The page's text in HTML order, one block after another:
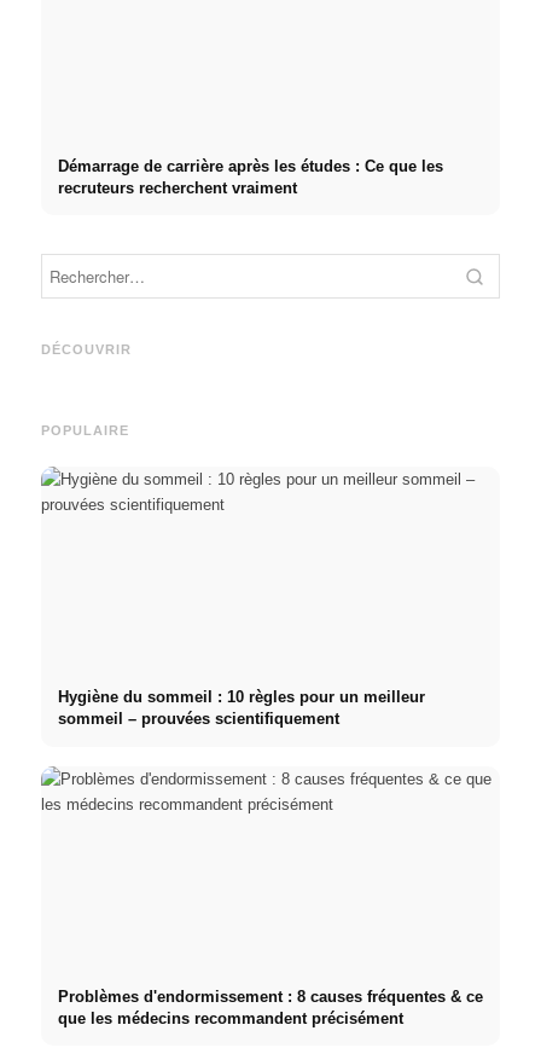
Démarrage de carrière après les études : Ce que les
recruteurs recherchent vraiment
DÉCOUVRIR
Deutschlandstipendium,
Stage pratique chez des
POPULAIRE
Hygiène du sommeil : 10 règles pour un meilleur
sommeil – prouvées scientifiquement
Problèmes d'endormissement : 8 causes fréquentes & ce
que les médecins recommandent précisément